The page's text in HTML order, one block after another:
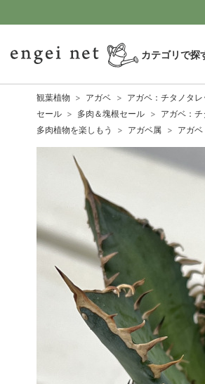
カテゴリで探
観葉植物 アガベ
アガベ：チタノタ
セール
多肉＆塊根セール
アガベ：
多肉植物を楽しもう
アガベ属 アガ